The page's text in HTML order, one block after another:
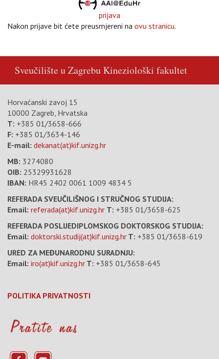
prijava
Nakon prijave bit ćete preusmjereni na ovu stranicu.
Sveučilište u ZagrebuKineziološki fakultet
Horvaćanski zavoj 15
10000 Zagreb, Hrvatska
T: +385 01/3658-666
F: +385 01/3634-146
E-mail: dekanat(at)kif.unizg.hr
MB: 3274080
OIB: 25329931628
IBAN: HR45 2402 0061 1009 4834 5
REFERADA SVEUČILIŠNOG I STRUČNOG STUDIJA:
Email: referada(at)kif.unizg.hr T: +385 01/3658-625
REFERADA POSLIJEDIPLOMSKOG DOKTORSKOG STUDIJA:
Email: doktorski.studij(at)kif.unizg.hr T: +385 01/3658-619
URED ZA MEĐUNARODNU SURADNJU:
Email: iro(at)kif.unizg.hr T: +385 01/3658-645
POLITIKA PRIVATNOSTI